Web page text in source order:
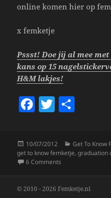
online komen hier op
x femketje
Pssst! Doe jij al mee
kans op 15
H&M lakjes!
F
c
e
b
o
T
itt
er
a
re
Posted
on
10/07/2012 Categories
Get To Know
get to know femketje,graduation
6 Comments
© 2010 - 2026 Femketje.nl